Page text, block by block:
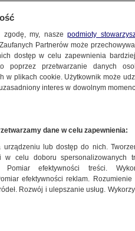
kraj
17:12
zgodę, my, naszepodmioty
Partnerów może
dostęp w celu zapewnienia
poprzez przetwarzanie danych
w plikach cookie. Użytkownik może
interes w dowolnym
dane w celu zapewnienia:
urządzeniu lub dostęp do nich.
w celu doboru spersonalizowanych
Pomiar efektywności treści.
efektywności reklam.
Rozwój i ulepszanie usług.